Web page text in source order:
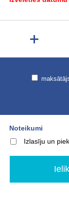
Noteikumi
Izlasīju un